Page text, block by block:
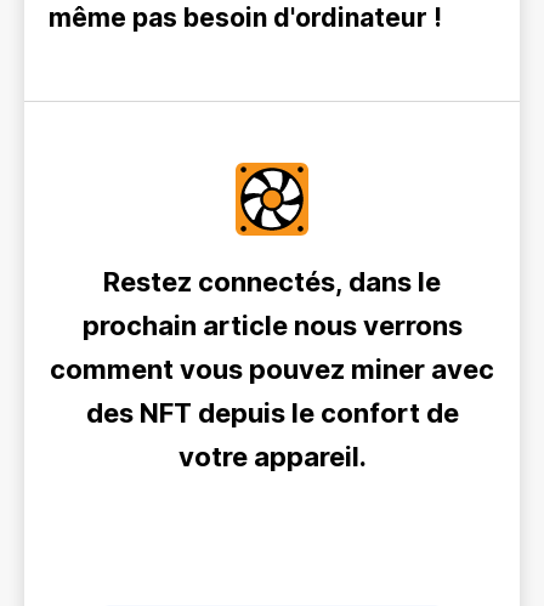
même pas besoin d'ordinateur !
Restez connectés, dans le
prochain article nous verrons
comment vous pouvez miner avec
des NFT depuis le confort de
votre appareil.